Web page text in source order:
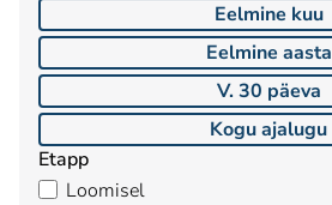
Eelmine kuu
Eelmine aasta
V. 30 päeva
Kogu ajalugu
Etapp
Loomisel